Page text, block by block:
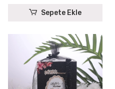
Sepete Ekle